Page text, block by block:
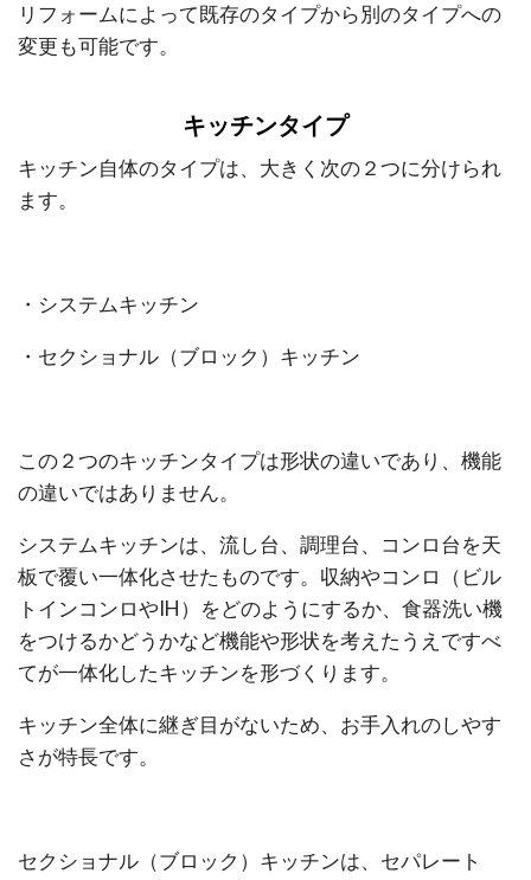
リフォームによって既存のタイプから別のタイプへの
変更も可能です。
キッチンタイプ
キッチン自体のタイプは、大きく次の２つに分けられ
ます。
・システムキッチン
・セクショナル（ブロック）キッチン
この２つのキッチンタイプは形状の違いであり、機能
の違いではありません。
システムキッチンは、流し台、調理台、コンロ台を天
板で覆い一体化させたものです。 収納やコンロ（ビル
トインコンロやIH）をどのようにするか、食器洗い機
をつけるかどうかなど機能や形状を考えたうえですべ
てが一体化したキッチンを形づくります。
キッチン全体に継ぎ目がないため、お手入れのしやす
さが特長です。
セクショナル（ブロック）キッチンは、セパレート